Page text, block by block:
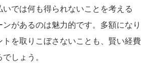
では何も得られないことを考える
があるのは魅力的です。多額になり
トを取りこぼさないことも、賢い経費
しょう。